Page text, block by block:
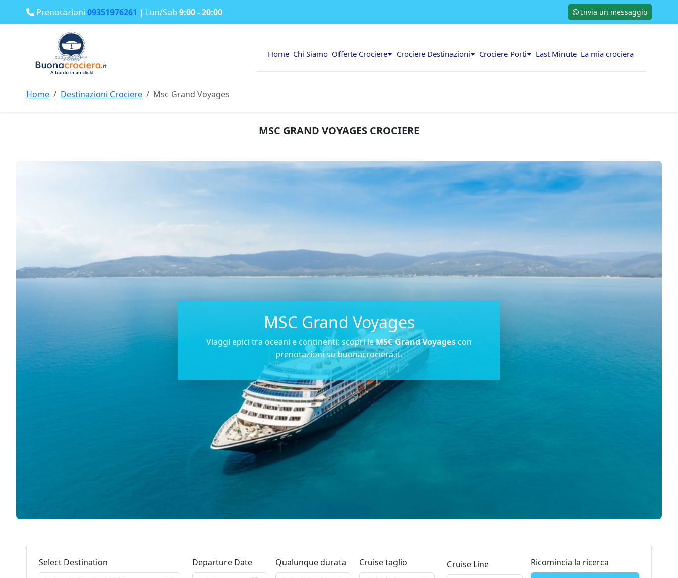
Prenotazioni 09351976261 | Lun/Sab 9:00 - 20:00 Invia un messaggio
Home Chi Siamo Offerte Crociere Crociere Destinazioni Crociere Porti Last Minute La mia crociera
Home Destinazioni Crociere Msc Grand Voyages
MSC GRAND VOYAGES CROCIERE
MSC Grand Voyages
Viaggi epici tra oceani e continenti: scopri leMSC Grand Voyagescon
prenotazioni su buonacrociera.it.
Select Destination Departure Date Qualunque durata Cruise taglio Cruise Line
Ricomincia la ricerca